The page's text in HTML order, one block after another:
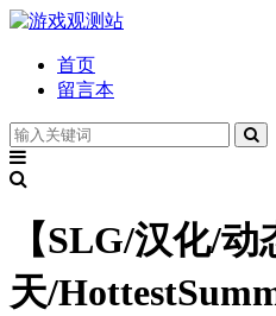
首页
留言本
【SLG/汉化/
天/